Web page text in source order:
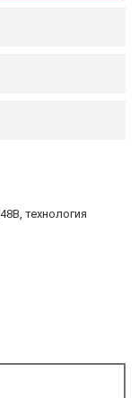
технология